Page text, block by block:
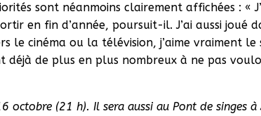
sont néanmoins clairement affichées : «
en fin d’année, poursuit-il. J’ai aussi joué
le cinéma ou la télévision, j’aime vraiment
déjà de plus en plus nombreux à ne pas
octobre (21 h). Il sera aussi au Pont de singes à